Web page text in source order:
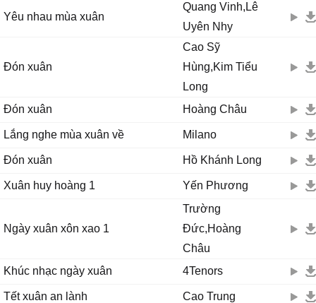
Yêu nhau mùa xuân
Quang Vinh,Lê
Uyên Nhy
Đón xuân
Cao Sỹ
Hùng,Kim Tiểu
Long
Đón xuân
Hoàng Châu
Lắng nghe mùa xuân về Milano
Đón xuân Hồ Khánh Long
Xuân huy hoàng 1 Yến Phương
Ngày xuân xôn xao 1
Trường
Đức,Hoàng
Châu
Khúc nhạc ngày xuân
4Tenors
Tết xuân an lành Cao Trung